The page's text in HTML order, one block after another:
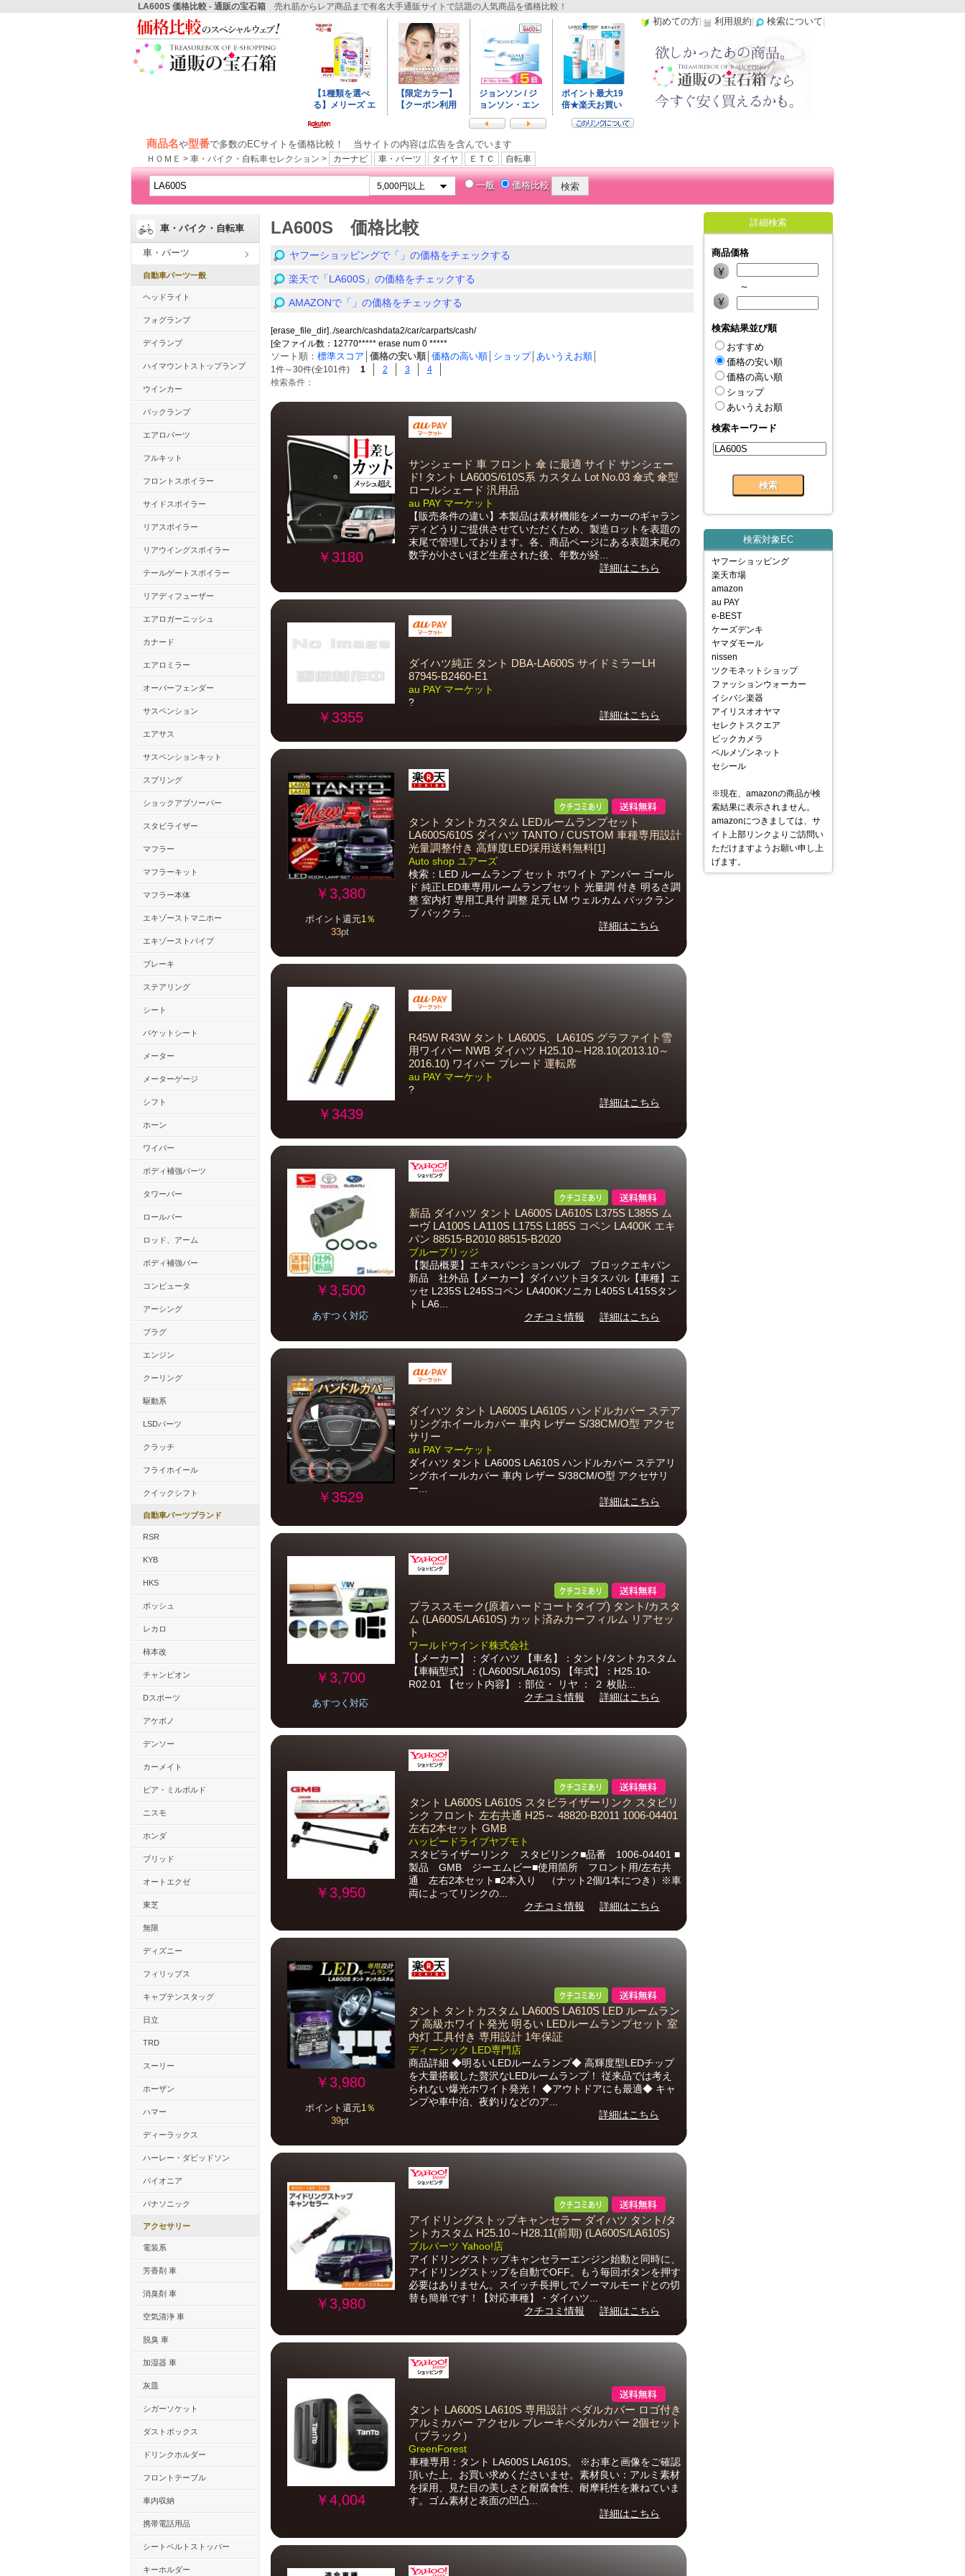
LA600S 価格比較 - 通販の宝石箱 売れ筋からレア商品まで有名大手通販サイトで話題の人気商品を価格比較！
初めての方 利用規約 検索について
商品名や型番で多数のECサイトを価格比較！ 当サイトの内容は広告を含んでいます
ＨＯＭＥ > 車・バイク・自転車セレクション > カーナビ 車・パーツ タイヤ ＥＴＣ 自転車
一般 価格比較
車・バイク・自転車
車・パーツ
自動車パーツ一般
ヘッドライト
フォグランプ
デイランプ
ハイマウントストップランプ
ウインカー
バックランプ
エアロパーツ
フルキット
フロントスポイラー
サイドスポイラー
リアスポイラー
リアウイングスポイラー
テールゲートスポイラー
リアディフューザー
エアロガーニッシュ
カナード
エアロミラー
オーバーフェンダー
サスペンション
エアサス
サスペンションキット
スプリング
ショックアブソーバー
スタビライザー
マフラー
マフラーキット
マフラー本体
エキゾーストマニホー
エキゾーストパイプ
ブレーキ
ステアリング
シート
バケットシート
メーター
メーターゲージ
シフト
ホーン
ワイパー
ボディ補強パーツ
タワーバー
ロールバー
ロッド、アーム
ボディ補強バー
コンピュータ
アーシング
プラグ
エンジン
クーリング
駆動系
LSDパーツ
クラッチ
フライホイール
クイックシフト
自動車パーツブランド
RSR
KYB
HKS
ボッシュ
レカロ
柿本改
チャンピオン
Dスポーツ
アケボノ
デンソー
カーメイト
ピア・ミルボルド
ニスモ
ホンダ
ブリッド
オートエクゼ
東芝
無限
ディズニー
フィリップス
キャプテンスタッグ
日立
TRD
スーリー
ホーザン
ハマー
ディーラックス
ハーレー・ダビッドソン
パイオニア
パナソニック
アクセサリー
電装系
芳香剤 車
消臭剤 車
空気清浄 車
脱臭 車
加湿器 車
灰皿
シガーソケット
ダストボックス
ドリンクホルダー
フロントテーブル
車内収納
携帯電話用品
シートベルトストッパー
キーホルダー
LA600S 価格比較
ヤフーショッピングで「」の価格をチェックする
楽天で「LA600S」の価格をチェックする
AMAZONで「」の価格をチェックする
[erase_file_dir]../search/cashdata2/car/carparts/cash/
[全ファイル数：12770***** erase num 0 *****
ソート順： 標準スコア 価格の安い順 価格の高い順 ショップ│ あいうえお順
1件～30件(全101件) 1 2 3
4
検索条件：
￥3180
サンシェード 車 フロント 傘 に最適 サイド サンシェー
ド! タント LA600S/610S系 カスタム Lot No.03 傘式 傘型
ロールシェード 汎用品
au PAY マーケット
【販売条件の違い】本製品は素材機能をメーカーのギャラン
ディどうりご提供させていただくため、製造ロットを表題の
末尾で管理しております。各、商品ページにある表題末尾の
数字が小さいほど生産された後、年数が経...
詳細はこちら
￥3355
ダイハツ純正 タント DBA-LA600S サイドミラーLH
87945-B2460-E1
au PAY マーケット
?
詳細はこちら
￥3,380
ポイント還元1％
33pt
タント タントカスタム LEDルームランプセット
LA600S/610S ダイハツ TANTO / CUSTOM 車種専用設計
光量調整付き 高輝度LED採用送料無料[1]
Auto shop ユアーズ
検索：LED ルームランプ セット ホワイト アンバー ゴール
ド 純正LED車専用ルームランプセット 光量調 付き 明るさ調
整 室内灯 専用工具付 調整 足元 LM ウェルカム バックラン
プ バックラ...
詳細はこちら
￥3439
R45W R43W タント LA600S、LA610S グラファイト雪
用ワイパー NWB ダイハツ H25.10～H28.10(2013.10～
2016.10) ワイパー ブレード 運転席
au PAY マーケット
?
詳細はこちら
￥3,500
あすつく対応
新品 ダイハツ タント LA600S LA610S L375S L385S ム
ーヴ LA100S LA110S L175S L185S コペン LA400K エキ
パン 88515-B2010 88515-B2020
ブルーブリッジ
【製品概要】エキスパンションバルブ ブロックエキパン
新品 社外品【メーカー】ダイハツトヨタスバル【車種】エ
ッセ L235S L245Sコペン LA400Kソニカ L405S L415Sタン
ト LA6...
クチコミ情報
詳細はこちら
￥3529
ダイハツ タント LA600S LA610S ハンドルカバー ステア
リングホイールカバー 車内 レザー S/38CM/O型 アクセ
サリー
au PAY マーケット
ダイハツ タント LA600S LA610S ハンドルカバー ステアリ
ングホイールカバー 車内 レザー S/38CM/O型 アクセサリ
ー...
詳細はこちら
￥3,700
あすつく対応
プラススモーク(原着ハードコートタイプ) タント/カスタ
ム (LA600S/LA610S) カット済みカーフィルム リアセッ
ト
ワールドウインド株式会社
【メーカー】：ダイハツ 【車名】：タント/タントカスタム
【車輌型式】：(LA600S/LA610S) 【年式】：H25.10-
R02.01 【セット内容】：部位・ リヤ ： ２ 枚貼...
クチコミ情報
詳細はこちら
￥3,950
タント LA600S LA610S スタビライザーリンク スタビリ
ンク フロント 左右共通 H25～ 48820-B2011 1006-04401
左右2本セット GMB
ハッピードライブヤブモト
スタビライザーリンク スタビリンク■品番 1006-04401 ■
製品 GMB ジーエムビー■使用箇所 フロント用/左右共
通 左右2本セット■2本入り （ナット2個/1本につき）※車
両によってリンクの...
クチコミ情報
詳細はこちら
￥3,980
ポイント還元1％
39pt
タント タントカスタム LA600S LA610S LED ルームラン
プ 高級ホワイト発光 明るい LEDルームランプセット 室
内灯 工具付き 専用設計 1年保証
ディーシック LED専門店
商品詳細 ◆明るいLEDルームランプ◆ 高輝度型LEDチップ
を大量搭載した贅沢なLEDルームランプ！ 従来品では考え
られない爆光ホワイト発光！ ◆アウトドアにも最適◆ キャ
ンプや車中泊、夜釣りなどのア...
詳細はこちら
￥3,980
アイドリングストップキャンセラー ダイハツ タント/タ
ントカスタム H25.10～H28.11(前期) (LA600S/LA610S)
ブルパーツ Yahoo!店
アイドリングストップキャンセラーエンジン始動と同時に、
アイドリングストップを自動でOFF。もう毎回ボタンを押す
必要はありません。スイッチ長押しでノーマルモードとの切
替も簡単です！【対応車種】・ダイハツ...
クチコミ情報
詳細はこちら
￥4,004
タント LA600S LA610S 専用設計 ペダルカバー ロゴ付き
アルミカバー アクセル ブレーキペダルカバー 2個セット
（ブラック）
GreenForest
車種専用：タント LA600S LA610S。 ※お車と画像をご確認
頂いた上、お買い求めくださいませ。素材良い：アルミ素材
を採用、見た目の美しさと耐腐食性、耐摩耗性を兼ねていま
す。ゴム素材と表面の凹凸...
詳細はこちら
詳細検索
商品価格
～
検索結果並び順
おすすめ
価格の安い順
価格の高い順
ショップ
あいうえお順
検索キーワード
検索対象EC
ヤフーショッピング
楽天市場
amazon
au PAY
e-BEST
ケーズデンキ
ヤマダモール
nissen
ツクモネットショップ
ファッションウォーカー
イシバシ楽器
アイリスオオヤマ
セレクトスクエア
ビックカメラ
ベルメゾンネット
セシール
※現在、amazonの商品が検
索結果に表示されません。
amazonにつきましては、サ
イト上部リンクよりご訪問い
ただけますようお願い申し上
げます。